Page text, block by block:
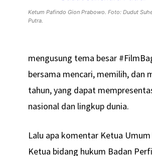
Ketum Pafindo Gion Prabowo. Foto: Dudut
Putra.
mengusung tema besar
bersama mencari, memilih,
tahun, yang dapat
nasional dan lingkup dunia.
Lalu apa komentar Ketua
Ketua bidang hukum Badan